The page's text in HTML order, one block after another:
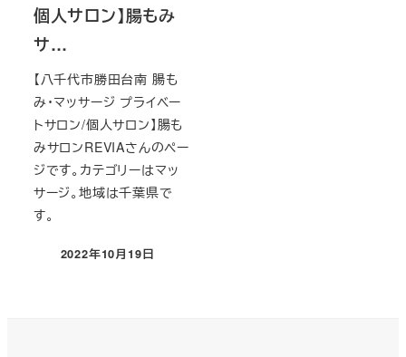
個人サロン】腸もみ
サ…
【八千代市勝田台南 腸も
み・マッサージ プライベー
トサロン/個人サロン】腸も
みサロンREVIAさんのペー
ジです。カテゴリーはマッ
サージ。地域は千葉県で
す。
投稿日
2022年10月19日